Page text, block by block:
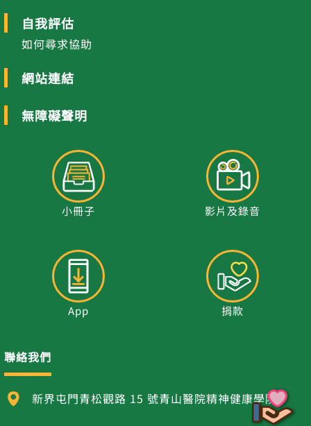
自我評估
如何尋求協助
網站連結
無障礙聲明
小冊子 影片及錄音
App 捐款
聯絡我們
新界屯門青松觀路 15 號青山醫院精神健康學院